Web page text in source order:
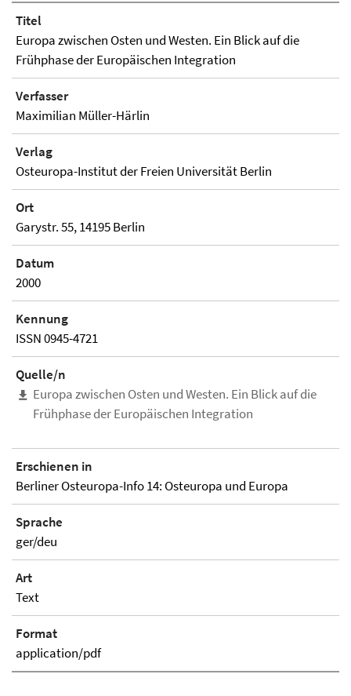
Titel
Europa zwischen Osten und Westen. Ein Blick auf die
Frühphase der Europäischen Integration
Verfasser
Maximilian Müller-Härlin
Verlag
Osteuropa-Institut der Freien Universität Berlin
Ort
Garystr. 55, 14195 Berlin
Datum
2000
Kennung
ISSN 0945-4721
Quelle/n
Europa zwischen Osten und Westen. Ein Blick auf die
Frühphase der Europäischen Integration
Erschienen in
Berliner Osteuropa-Info 14: Osteuropa und Europa
Sprache
ger/deu
Art
Text
Format
application/pdf